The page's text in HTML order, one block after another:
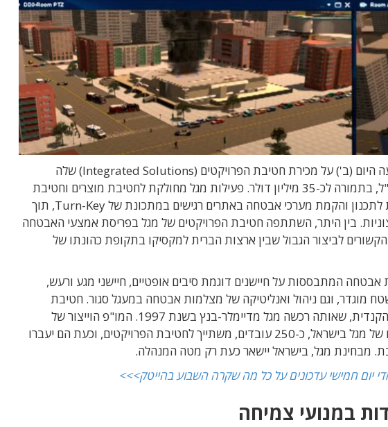
), שבשליטת קרן פימי, הודיעה היום (ב') על מכירת חטיבת הפרויקטים (Integrated Solutions) שלה
ליצרנית המל"טים אירונאוטיקס, שבבעלות רפא"ל, בתמורה לכ-35 מיליון דולר. פעילות מגל מחולקת לחטיבת מוצרים וחטיבת
פרויקטים. חטיבת הפרויקטים משמשת כקבלנית לתכנון והקמת מערכי אבטחה באתרים רגישים במתכונת של Turn-Key, תוך
בין היתר, השתתפה חטיבת הפרויקטים של מגל בפריסת אמצעי האבטחה
לביצור הגבול שבין ארצות הברית למקסיקו בתקופת כהונתו של
המתבססות על חיישנים דוגמת סיבים אופטיים, חיישני מגע ורעש,
מוגדר, וגם ניהול ואנליטיקה של מצלמות אבטחה במעגל סגור. חטיבת
המוצרים מתבססת על פעילות חברת Senstar הקנדית, שאותה רכשה מגל מדיימלר-בנץ בשנת 1997. המו"פ הוייצור של
סנסטאר נמצאים בקנדה. למעשה, כל כוח האדם של מגל בישראל, כ-250 עובדים, משתייך לחטיבת הפרויקטים, וכעת הם יעברו
מבחינת מגל, בישראל יישאר כעת רק מטה המנהלה.
במנועי צמיחה